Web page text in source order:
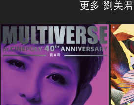
更多 劉美君